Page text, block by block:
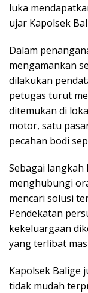
luka
ujar Kapolsek
Dalam
mengamankan
dilakukan
petugas turut
ditemukan di
motor, satu
pecahan bodi
Sebagai langkah
menghubungi
mencari solusi
Pendekatan
kekeluargaan
yang terlibat
Kapolsek Balige
tidak mudah